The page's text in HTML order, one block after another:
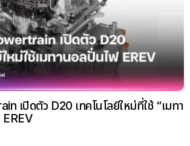
เปิดตัว D20 เทคโนโลยีใหม่ที่ใช้ “เมทา
EREV